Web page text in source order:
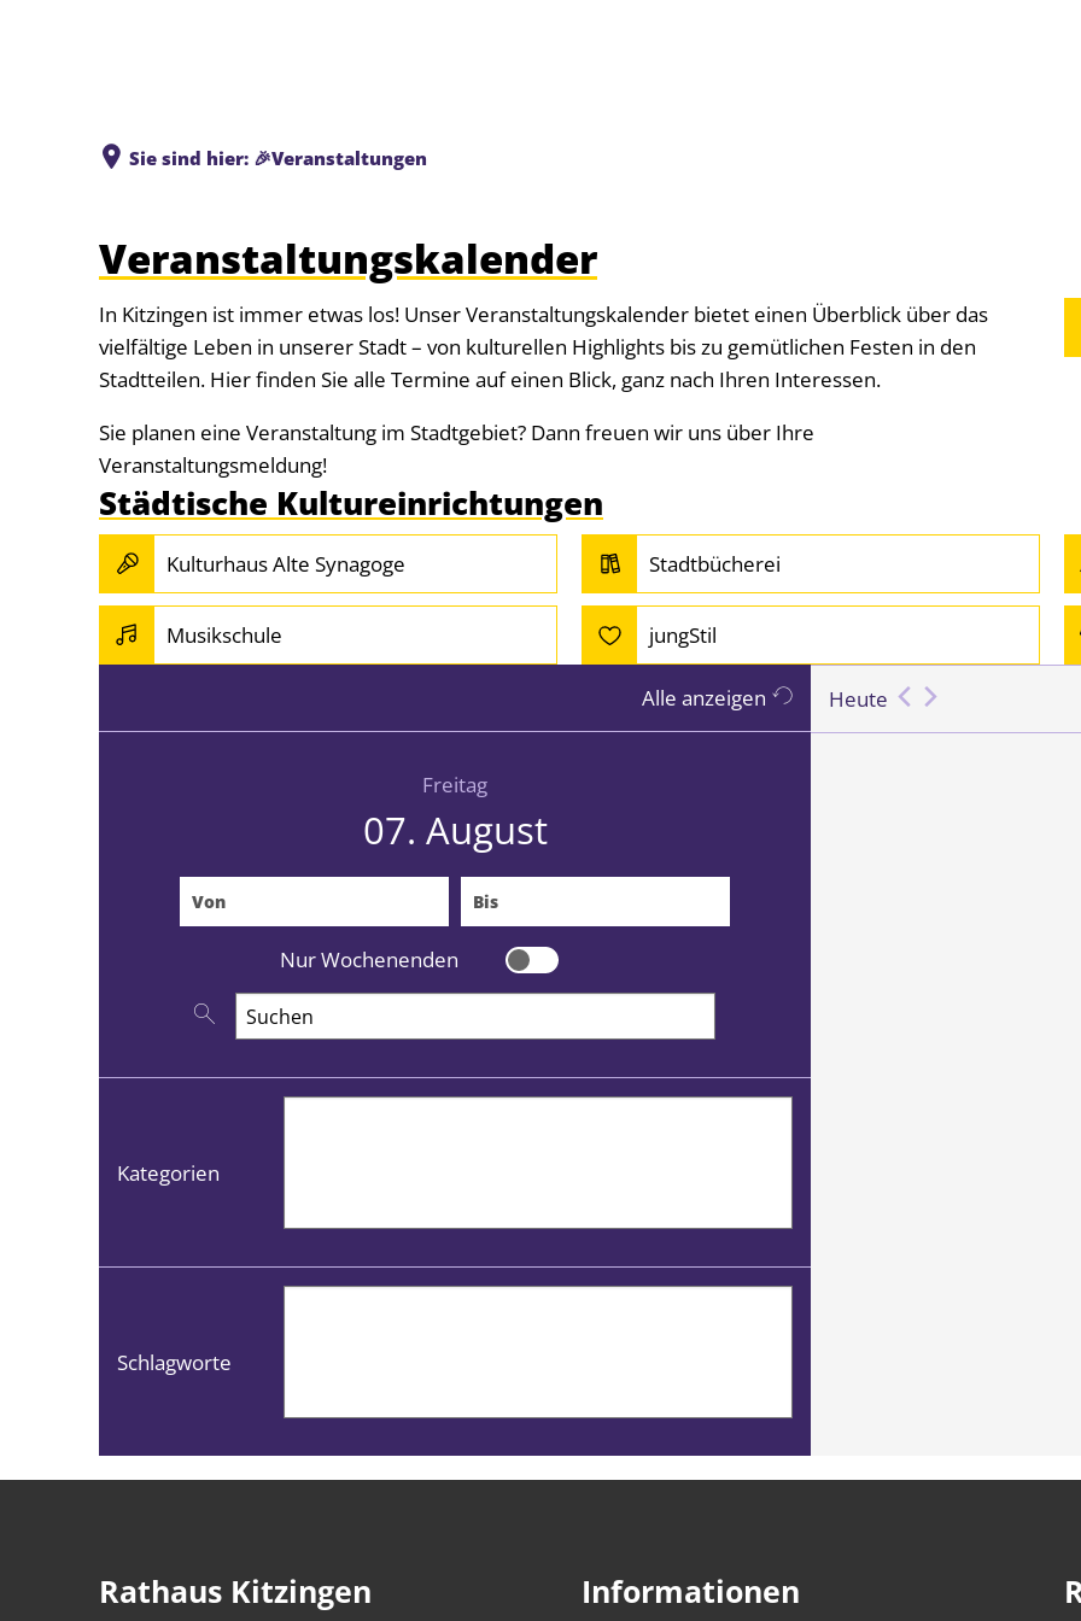
Sie sind hier: 🎉Veranstaltungen
Veranstaltungskalender
In Kitzingen ist immer etwas los! Unser Veranstaltungskalender bietet einen Überblick über das
vielfältige Leben in unserer Stadt – von kulturellen Highlights bis zu gemütlichen Festen in den
Stadtteilen. Hier finden Sie alle Termine auf einen Blick, ganz nach Ihren Interessen.
Sie planen eine Veranstaltung im Stadtgebiet? Dann freuen wir uns über Ihre
Veranstaltungsmeldung!
Städtische Kultureinrichtungen
Kulturhaus Alte Synagoge
Musikschule
Stadtbücherei
jungStil
Alle anzeigen
Freitag
07. August
Von Bis
Nur Wochenenden
Nur Wochenenden
Nach Veranstaltungen suchen
Kategorien
Schlagworte
Heute
Rathaus Kitzingen Informationen